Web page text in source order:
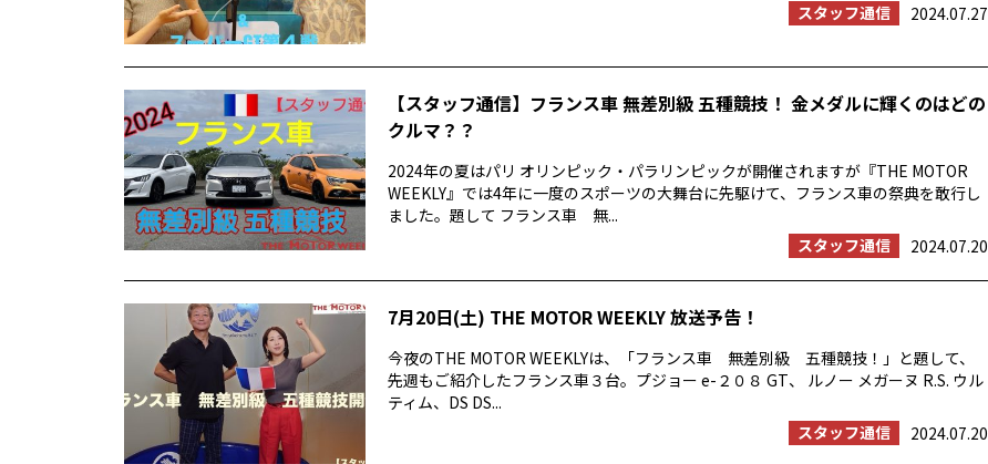
スタッフ通信
2024.07.27
【スタッフ通信】フランス車 無差別級 五種競技！ 金メダルに輝くのはどの
クルマ？？
2024年の夏はパリ オリンピック・パラリンピックが開催されますが『THE MOTOR
WEEKLY』では4年に一度のスポーツの大舞台に先駆けて、フランス車の祭典を敢行し
ました。題して フランス車 無...
スタッフ通信
2024.07.20
7月20日(土) THE MOTOR WEEKLY 放送予告！
今夜のTHE MOTOR WEEKLYは、「フランス車 無差別級 五種競技！」と題して、
先週もご紹介したフランス車３台。プジョー e-２０８ GT、 ルノー メガーヌ R.S. ウル
ティム、DS DS...
スタッフ通信
2024.07.20